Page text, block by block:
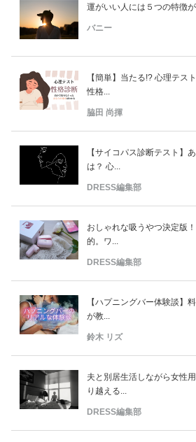
運がいい人には５つの特徴
バニー
【簡単】当たる!? 心理テス
性格...
脇田 尚揮
【サイコパス診断テスト】
は？ 心...
DRESS編集部
おしゃれな吸うやつ決定版
的。ワ...
DRESS編集部
【ハプニングバー体験談】
が教...
鈴木 リズ
夫と別居生活しながら女性
り越える...
DRESS編集部